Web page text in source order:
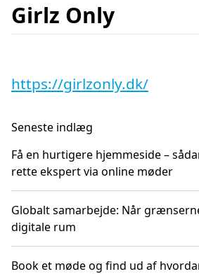
Girlz Only
https://girlzonly.dk/
Seneste indlæg
Få en hurtigere hjemmeside –
rette ekspert via online møder
Globalt samarbejde: Når
digitale rum
Book et møde og find ud af